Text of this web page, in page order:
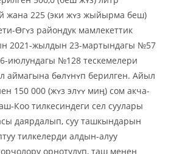
жана 225 (эки жʏз жыйырма беш)
ϴгʏз райондук мамлекеттик
2021-жылдын 23-мартындагы №57
июлундагы №128 тескемелери
аймагына бɵлʏнʏп берилген. Айыл
150 000 (жʏз элʏʏ миӊ) сом акча-
Коо тилкесиндеги сел суулары
даярдалып, суу ташкындарын
тилкелерди алдын-алуу
орнотулуп, таш менен